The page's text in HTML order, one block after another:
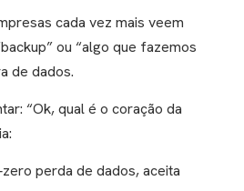
cada vez mais veem
ou “algo que fazemos
de dados.
“Ok, qual é o coração da
perda de dados, aceita